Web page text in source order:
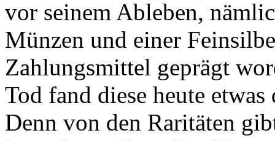
vor seinem Ableben,
Münzen und einer
Zahlungsmittel geprägt
Tod fand diese heute
Denn von den Raritäten